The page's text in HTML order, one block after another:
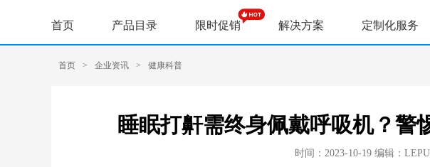
首页 产品目录 限时促销 解决方案 定制化服务
首页 > 企业资讯 > 健康科普
睡眠打鼾需终身佩戴呼吸机？警
时间：2023-10-19 编辑：